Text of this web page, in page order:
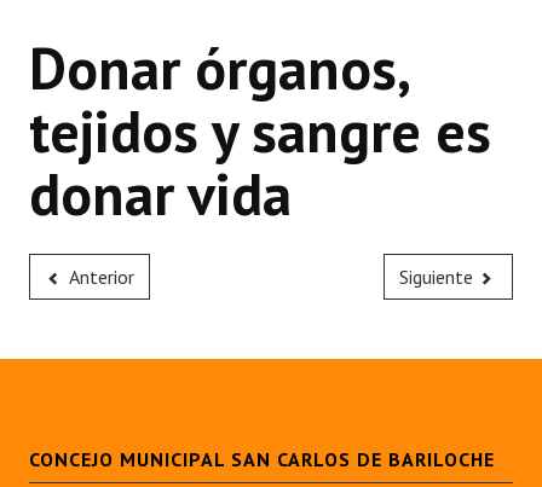
Donar órganos,
tejidos y sangre es
donar vida
Anterior Siguiente
CONCEJO MUNICIPAL SAN CARLOS DE BARILOCHE